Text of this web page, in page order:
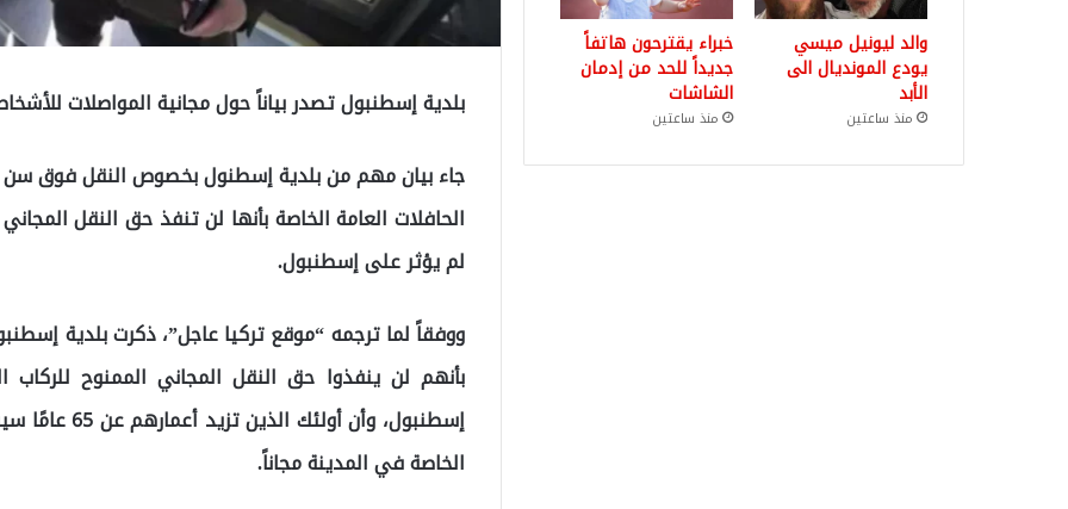
بلدية إسطنبول تصدر بياناً حول مجانية المواصلات للأشخاص
لم يؤثر على إسطنبول.
ووفقاً لما ترجمه “موقع تركيا عاجل”، ذكرت بلدية
إسطنبول،
الخاصة في المدينة مجاناً.
والد ليونيل ميسي
يودع المونديال الى
الأبد
منذ ساعتين
خبراء يقترحون هاتفاً
جديداً للحد من إدمان
الشاشات
منذ ساعتين